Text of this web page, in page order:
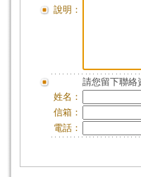
說明：
請您留下聯絡
姓名：
信箱：
電話：